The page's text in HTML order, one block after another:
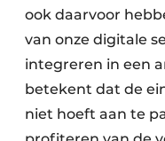
ook daarvoor
van onze digitale
integreren in een
betekent dat de
niet hoeft aan te